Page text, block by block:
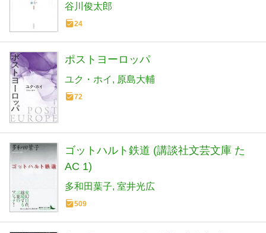
谷川俊太郎
24
ポストヨーロッパ
ユク・ホイ 原島大輔
72
ゴットハルト鉄道 (講談社文芸文庫 た
AC 1)
多和田葉子 室井光広
509